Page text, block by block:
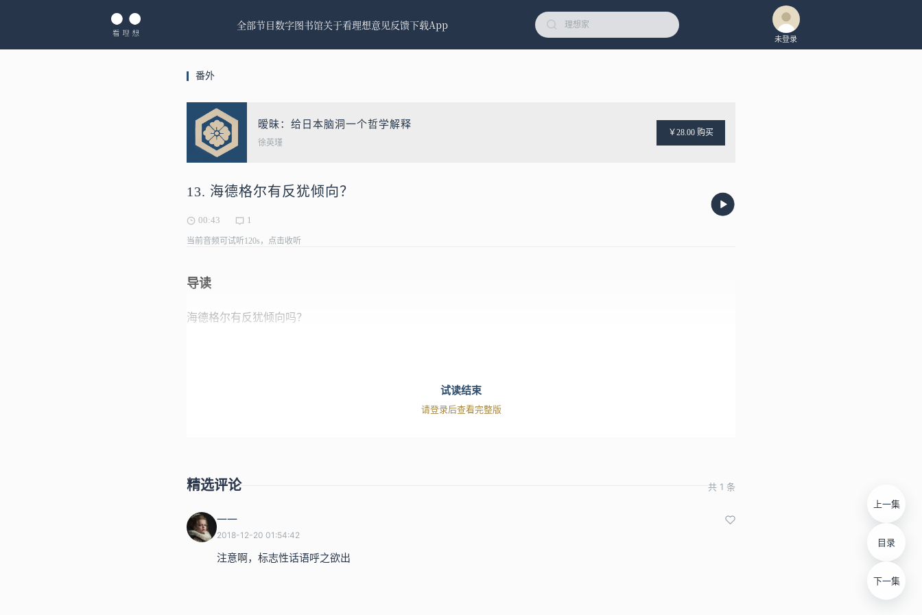
全部节目数字图书馆关于看理想意见反馈下载App
未登录
番外
暧昧：给日本脑洞一个哲学解释
徐英瑾
￥28.00 购买
13. 海德格尔有反犹倾向？
00:43 1
当前音频可试听120s，点击收听
上一集
目录
下一集
导读
海德格尔有反犹倾向吗？
试读结束
请登录后查看完整版
精选评论 共 1 条
一一
2018-12-20 01:54:42
注意啊，标志性话语呼之欲出